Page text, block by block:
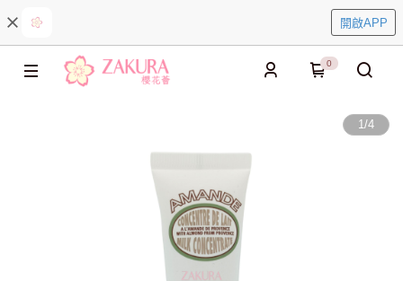
開啟APP
0
1/4